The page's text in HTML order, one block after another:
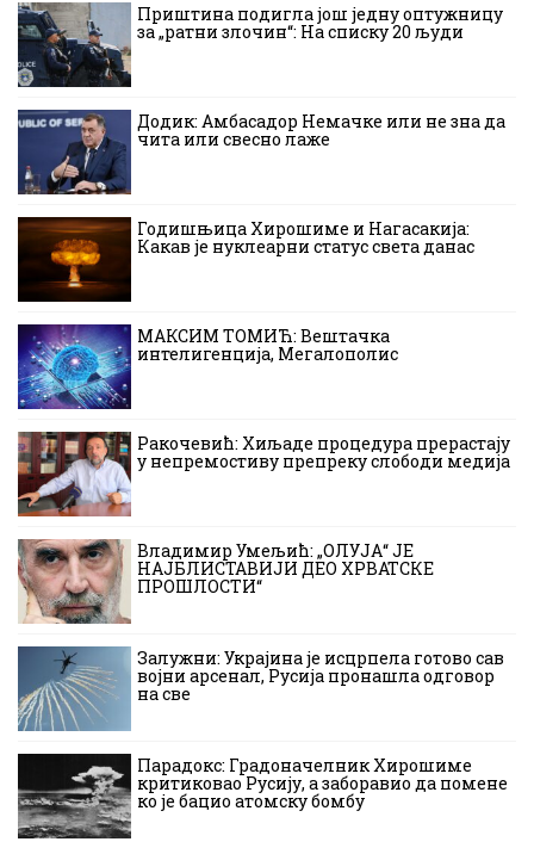
Приштина подигла још једну оптужницу
за „ратни злочин“: На списку 20 људи
Додик: Амбасадор Немачке или не зна да
чита или свесно лаже
Годишњица Хирошиме и Нагасакија:
Какав је нуклеарни статус света данас
МАКСИМ ТОМИЋ: Вештачка
интелигенција, Мегалополис
Ракочевић: Хиљаде процедура прерастају
у непремостиву препреку слободи медија
Владимир Умељић: „ОЛУЈА“ ЈЕ
НАЈБЛИСТАВИЈИ ДЕО ХРВАТСКЕ
ПРОШЛОСТИ“
Залужни: Украјина је исцрпела готово сав
војни арсенал, Русија пронашла одговор
на све
Парадокс: Градоначелник Хирошиме
критиковао Русију, а заборавио да помене
ко је бацио атомску бомбу